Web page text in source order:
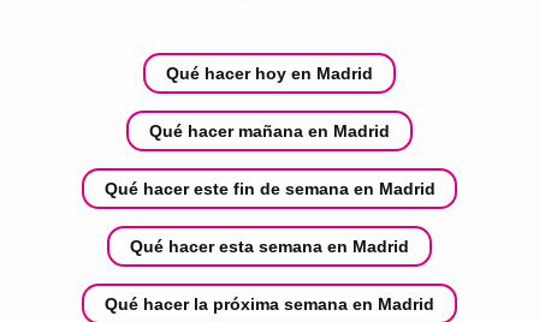
Qué hacer hoy en Madrid
Qué hacer mañana en Madrid
Qué hacer este fin de semana en Madrid
Qué hacer esta semana en Madrid
Qué hacer la próxima semana en Madrid